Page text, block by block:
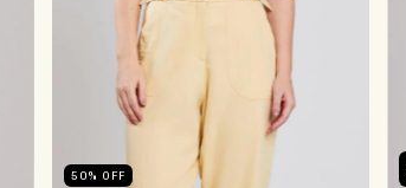
50% OFF